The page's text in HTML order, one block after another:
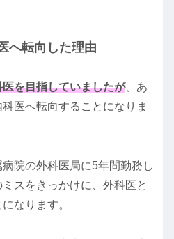
へ転向した理由
医を目指していましたが、あ
医へ転向することになりま
院の外科医局に5年間勤務し
スをきっかけに、外科医と
なります。